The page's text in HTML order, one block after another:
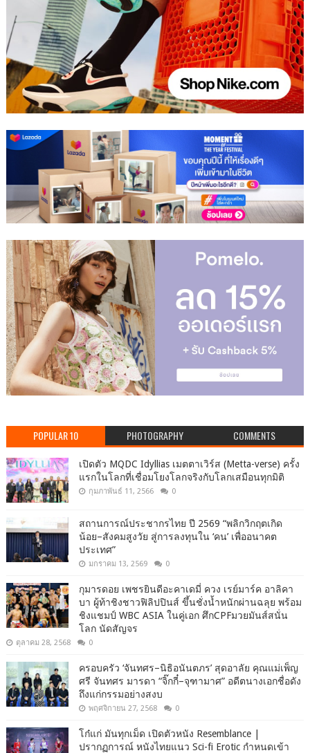
POPULAR 10 PHOTOGRAPHY COMMENTS
เปิดตัว MQDC Idyllias เมตตาเวิร์ส (Metta-verse) ครั้ง
แรกในโลกที่เชื่อมโยงโลกจริงกับโลกเสมือนทุกมิติ
กุมภาพันธ์ 11, 2566 0
สถานการณ์ประชากรไทย ปี 2569 “พลิกวิกฤตเกิด
น้อย–สังคมสูงวัย สู่การลงทุนใน ‘คน’ เพื่ออนาคต
ประเทศ”
มกราคม 13, 2569 0
กุมารดอย เพชรยินดีอะคาเดมี่ ควง เรย์มาร์ค อาลิคา
บา ผู้ท้าชิงชาวฟิลิปปินส์ ขึ้นชั่งน้ำหนักผ่านฉลุย พร้อม
ชิงแชมป์ WBC ASIA ในคู่เอก ศึกCPFมวยมันส์สนั่น
โลก นัดสัญจร
ตุลาคม 28, 2568 0
ครอบครัว ‘จันทศร–นิธิอนันตภร’ สุดอาลัย คุณแม่เพ็ญ
ศรี จันทศร มารดา “จิ๊กกี๋–จุฑามาศ” อดีตนางเอกชื่อดัง
ถึงแก่กรรมอย่างสงบ
พฤศจิกายน 27, 2568 0
โก๋แก่ มันทุกเม็ด เปิดตัวหนัง Resemblance |
ปรากฏการณ์ หนังไทยแนว Sci-fi Erotic กำหนดเข้า